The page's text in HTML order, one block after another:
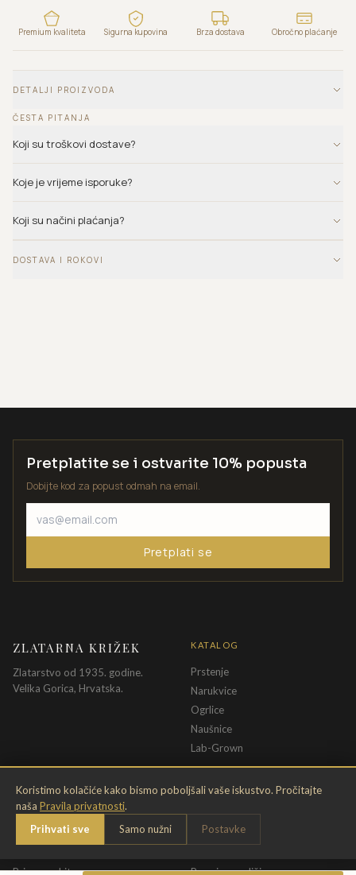
Premium kvaliteta Sigurna kupovina Brza dostava Obročno plaćanje
DETALJI PROIZVODA
ČESTA PITANJA
Koji su troškovi dostave?
Koje je vrijeme isporuke?
Koji su načini plaćanja?
DOSTAVA I ROKOVI
Koristimo kolačiće kako bismo poboljšali vaše iskustvo. Pročitajte
naša Pravila privatnosti.
Prihvati sve
Samo nužni Postavke
Pretplatite se i ostvarite 10% popusta
Dobijte kod za popust odmah na email.
Pretplati se
ZLATARNA KRIŽEK
Zlatarstvo od 1935. godine.
Velika Gorica, Hrvatska.
KATALOG
Prstenje
Narukvice
Ogrlice
Naušnice
Lab-Grown
INFORMACIJE
O nama
Kontakt
Briga o nakitu
PRAVNE ODREDBE
Pravila privatnosti
Opći uvjeti
Promjena veličine